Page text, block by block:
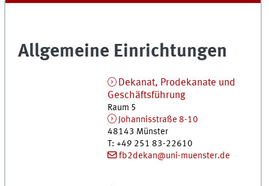
All­ge­mei­ne Ein­rich­tun­gen
Dekanat, Prodekanate und
Geschäftsführung
Raum 5
Johannisstraße 8-10
48143 Münster
T: +49 251 83-22610
fb2dekan@uni-muenster.de